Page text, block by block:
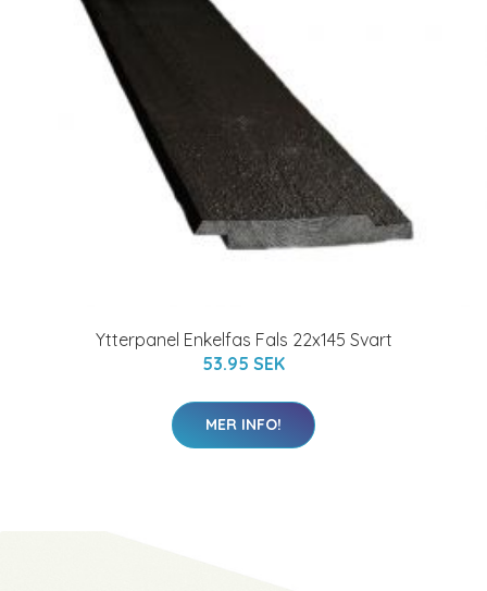
Ytterpanel Enkelfas Fals 22x145 Svart
53.95 SEK
MER INFO!